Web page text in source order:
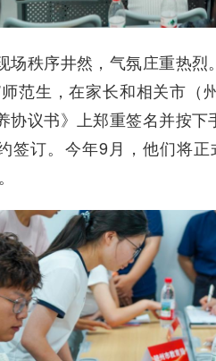
场秩序井然，气氛庄重热
范生，在家长和相关市（
协议书》上郑重签名并按
签订。今年9月，他们将